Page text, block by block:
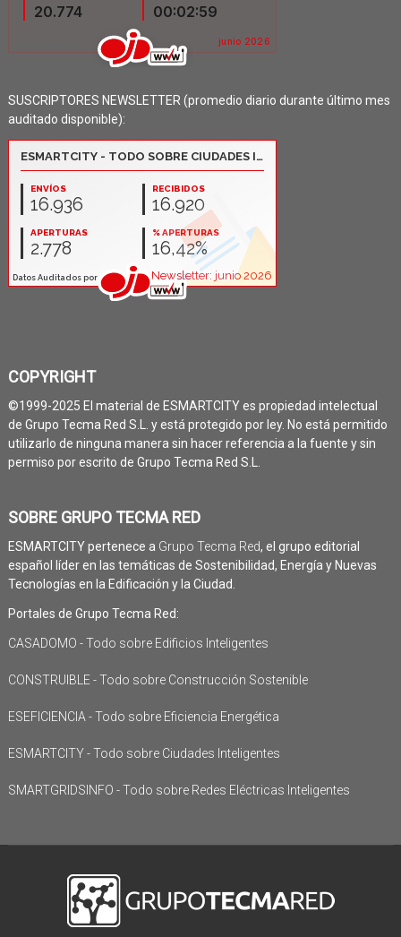
SUSCRIPTORES NEWSLETTER (promedio diario durante último mes
auditado disponible):
COPYRIGHT
©1999-2025 El material de ESMARTCITY es propiedad intelectual
de Grupo Tecma Red S.L. y está protegido por ley. No está permitido
utilizarlo de ninguna manera sin hacer referencia a la fuente y sin
permiso por escrito de Grupo Tecma Red S.L.
SOBRE GRUPO TECMA RED
ESMARTCITY pertenece a Grupo Tecma Red, el grupo editorial
español líder en las temáticas de Sostenibilidad, Energía y Nuevas
Tecnologías en la Edificación y la Ciudad.
Portales de Grupo Tecma Red:
CASADOMO - Todo sobre Edificios Inteligentes
CONSTRUIBLE - Todo sobre Construcción Sostenible
ESEFICIENCIA - Todo sobre Eficiencia Energética
ESMARTCITY - Todo sobre Ciudades Inteligentes
SMARTGRIDSINFO - Todo sobre Redes Eléctricas Inteligentes